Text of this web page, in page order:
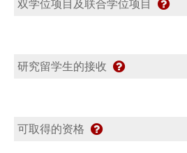
双学位项目及联合学位项目
研究留学生的接收
可取得的资格